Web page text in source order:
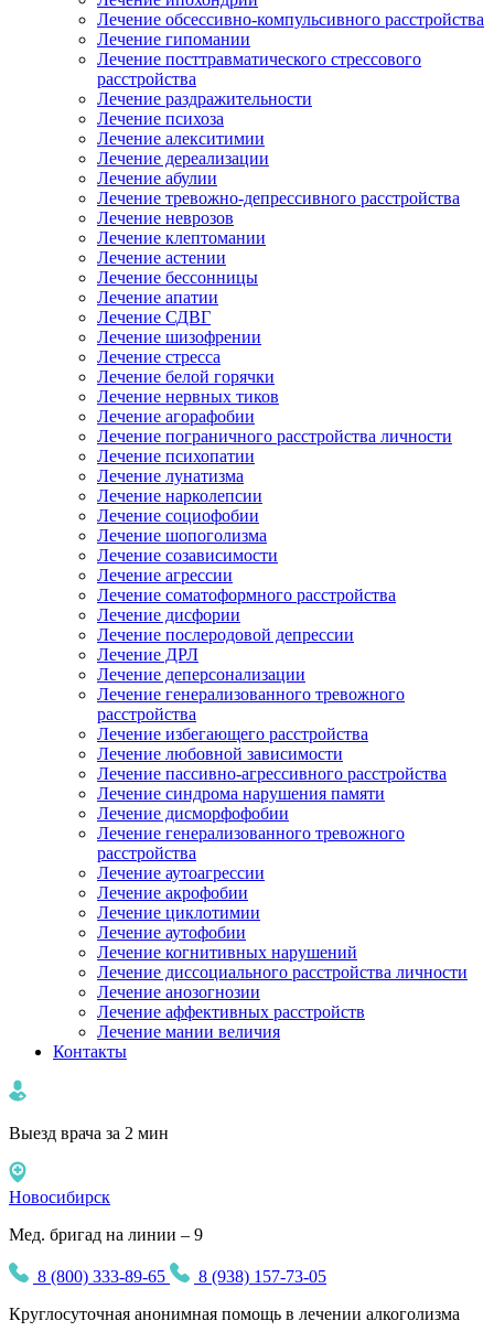
Лечение обсессивно-компульсивного расстройства
Лечение гипомании
Лечение посттравматического стрессового
расстройства
Лечение раздражительности
Лечение психоза
Лечение алекситимии
Лечение дереализации
Лечение абулии
Лечение тревожно-депрессивного расстройства
Лечение неврозов
Лечение клептомании
Лечение астении
Лечение бессонницы
Лечение апатии
Лечение СДВГ
Лечение шизофрении
Лечение стресса
Лечение белой горячки
Лечение нервных тиков
Лечение агорафобии
Лечение пограничного расстройства личности
Лечение психопатии
Лечение лунатизма
Лечение нарколепсии
Лечение социофобии
Лечение шопоголизма
Лечение созависимости
Лечение агрессии
Лечение соматоформного расстройства
Лечение дисфории
Лечение послеродовой депрессии
Лечение ДРЛ
Лечение деперсонализации
Лечение генерализованного тревожного
расстройства
Лечение избегающего расстройства
Лечение любовной зависимости
Лечение пассивно-агрессивного расстройства
Лечение синдрома нарушения памяти
Лечение дисморфофобии
Лечение генерализованного тревожного
расстройства
Лечение аутоагрессии
Лечение акрофобии
Лечение циклотимии
Лечение аутофобии
Лечение когнитивных нарушений
Лечение диссоциального расстройства личности
Лечение анозогнозии
Лечение аффективных расстройств
Лечение мании величия
Контакты
Выезд врача за 2 мин
Новосибирск
Мед. бригад на линии – 9
8 (800) 333-89-65
8 (938) 157-73-05
Круглосуточная анонимная помощь в лечении алкоголизма